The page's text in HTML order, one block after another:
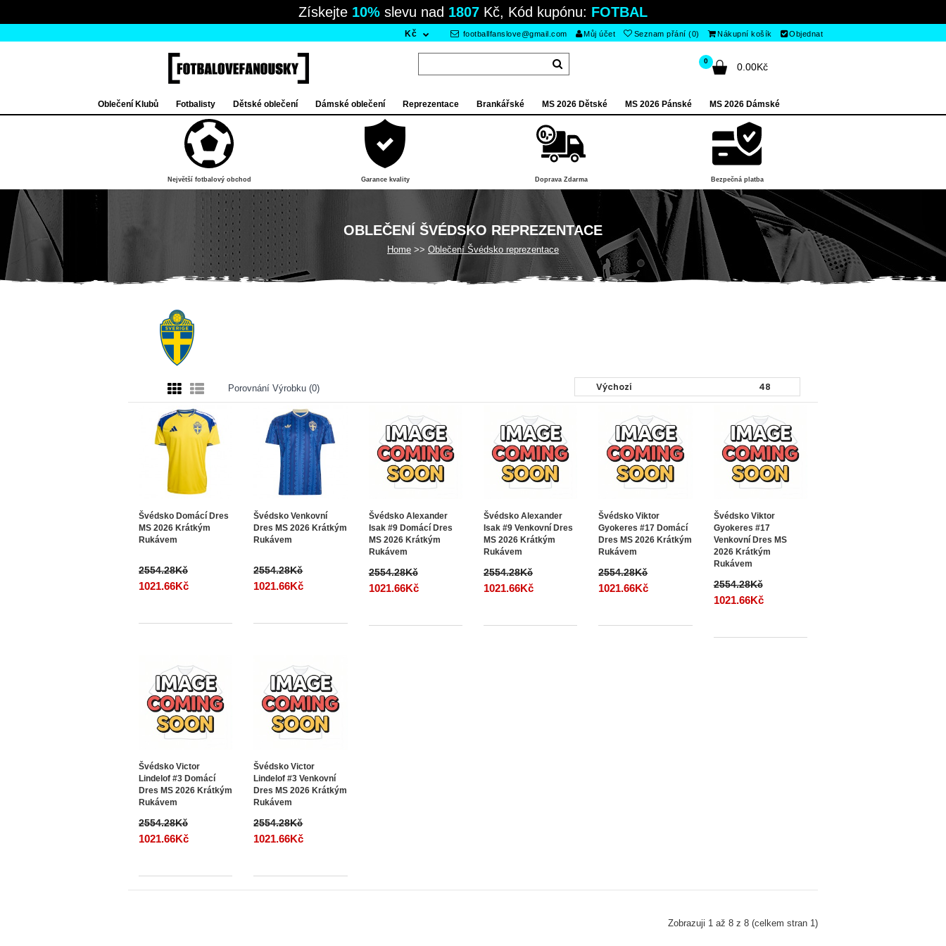
Získejte 10% slevu nad 1807 Kč, Kód kupónu: FOTBAL
Kč footballfanslove@gmail.com Můj účet Seznam přání (0) Nákupní košík Objednat
0
0.00Kč
Oblečení Klubů Fotbalisty Dětské oblečení Dámské oblečení Reprezentace Brankářské MS 2026 Dětské MS 2026 Pánské MS 2026 Dámské
Největší fotbalový obchod Garance kvality Doprava Zdarma Bezpečná platba
OBLEČENÍ ŠVÉDSKO REPREZENTACE
Home Oblečení Švédsko reprezentace
Porovnání Výrobku (0)
Švédsko Domácí Dres
MS 2026 Krátkým
Rukávem
2554.28Kč
1021.66Kč
Švédsko Venkovní
Dres MS 2026 Krátkým
Rukávem
2554.28Kč
1021.66Kč
Švédsko Alexander
Isak #9 Domácí Dres
MS 2026 Krátkým
Rukávem
2554.28Kč
1021.66Kč
Švédsko Alexander
Isak #9 Venkovní Dres
MS 2026 Krátkým
Rukávem
2554.28Kč
1021.66Kč
Švédsko Viktor
Gyokeres #17 Domácí
Dres MS 2026 Krátkým
Rukávem
2554.28Kč
1021.66Kč
Švédsko Viktor
Gyokeres #17
Venkovní Dres MS
2026 Krátkým
Rukávem
2554.28Kč
1021.66Kč
Švédsko Victor
Lindelof #3 Domácí
Dres MS 2026 Krátkým
Rukávem
2554.28Kč
1021.66Kč
Švédsko Victor
Lindelof #3 Venkovní
Dres MS 2026 Krátkým
Rukávem
2554.28Kč
1021.66Kč
Zobrazuji 1 až 8 z 8 (celkem stran 1)